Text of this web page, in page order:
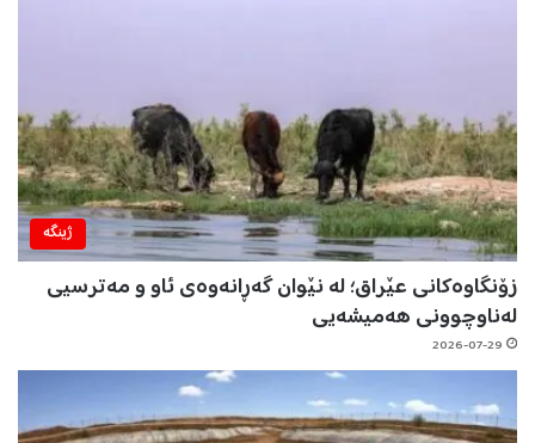
ژینگه‌
زۆنگاوەکانی عێراق؛ لە نێوان گەڕانەوەی ئاو و مەترسیی
لەناوچوونی هەمیشەیی
2026-07-29